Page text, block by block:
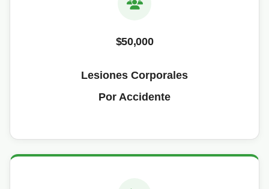
$50,000
Lesiones Corporales
Por Accidente